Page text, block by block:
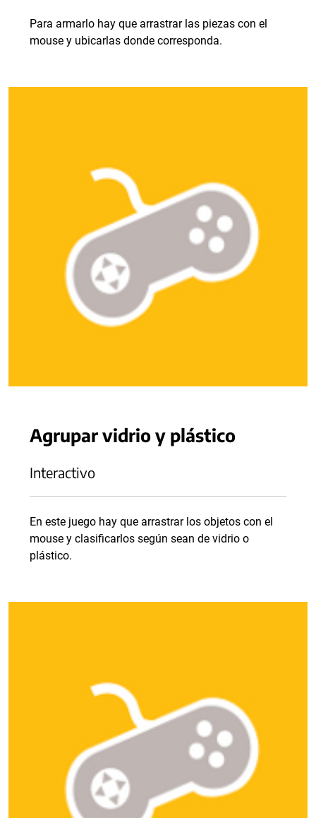
Para armarlo hay que arrastrar las piezas con el
mouse y ubicarlas donde corresponda.
Agrupar vidrio y plástico
Interactivo
En este juego hay que arrastrar los objetos con el
mouse y clasificarlos según sean de vidrio o
plástico.